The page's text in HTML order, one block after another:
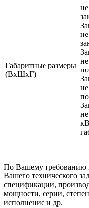
Габаритные размеры
(ВхШхГ)
По Вашему требованию
Вашего технического
спецификации,
мощности, серии,
исполнение и др.